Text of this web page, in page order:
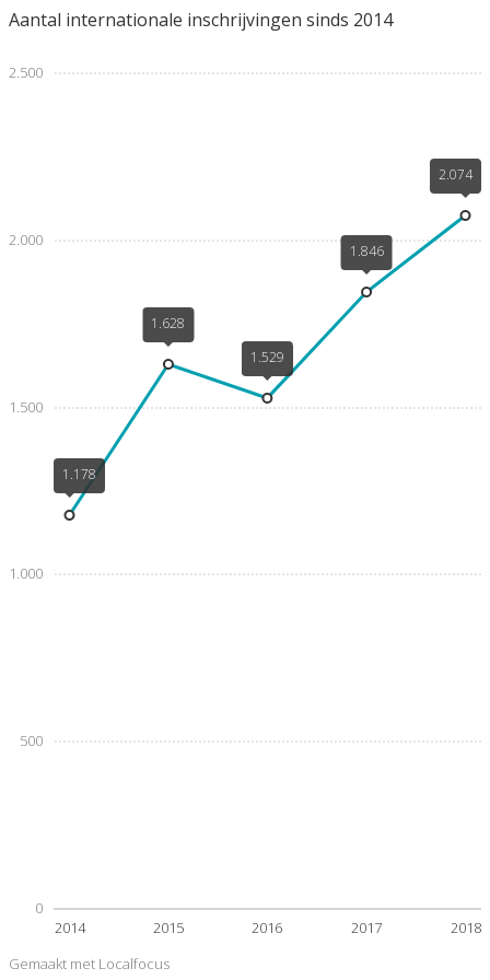
Aantal internationale inschrijvingen sinds 2014
2018
2017
2016
2015
2014
0
500
1.000
1.500
2.000
2.500
Gemaakt met Localfocus
1.178
1.628
1.529
1.846
2.074